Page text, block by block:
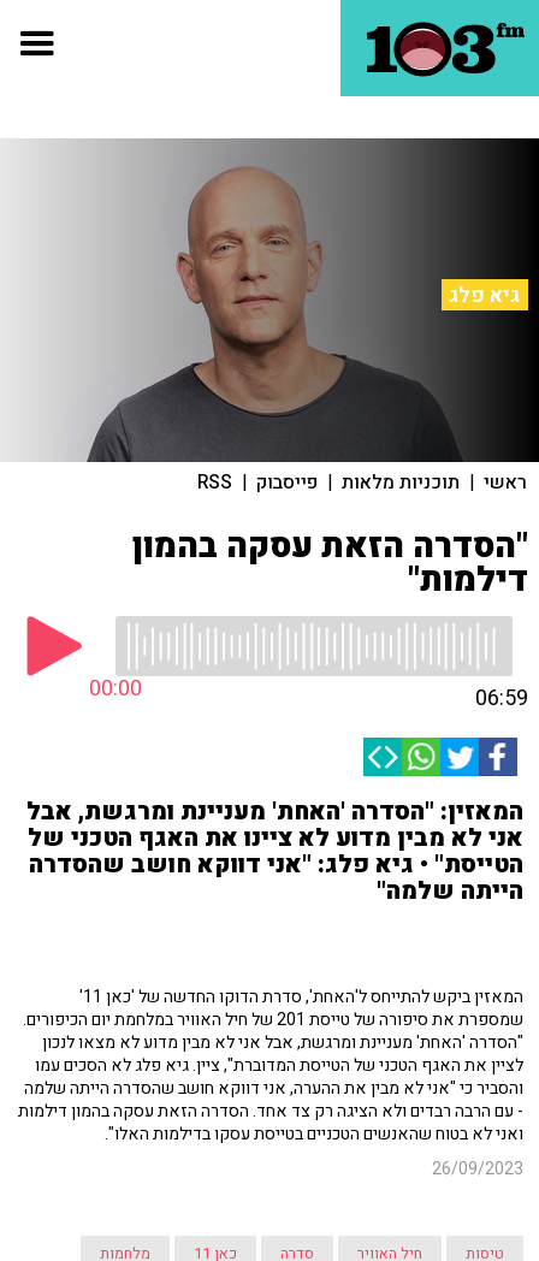
גיא פלג
ראשי | תוכניות מלאות | פייסבוק |
RSS
"הסדרה הזאת עסקה בהמון
דילמות"
00:00 06:59
המאזין: "הסדרה 'האחת' מעניינת ומרגשת, אבל
אני לא מבין מדוע לא ציינו את האגף הטכני של
הטייסת" • גיא פלג: "אני דווקא חושב שהסדרה
הייתה שלמה"
המאזין ביקש להתייחס ל'האחת', סדרת הדוקו החדשה של 'כאן 11'
שמספרת את סיפורה של טייסת 201 של חיל האוויר במלחמת יום הכיפורים.
"הסדרה 'האחת' מעניינת ומרגשת, אבל אני לא מבין מדוע לא מצאו לנכון
לציין את האגף הטכני של הטייסת המדוברת", ציין. גיא פלג לא הסכים עמו
והסביר כי "אני לא מבין את ההערה, אני דווקא חושב שהסדרה הייתה שלמה
- עם הרבה רבדים ולא הציגה רק צד אחד. הסדרה הזאת עסקה בהמון דילמות
ואני לא בטוח שהאנשים הטכניים בטייסת עסקו בדילמות האלו".
26/09/2023
טיסות חיל האוויר סדרה כאן 11 מלחמות